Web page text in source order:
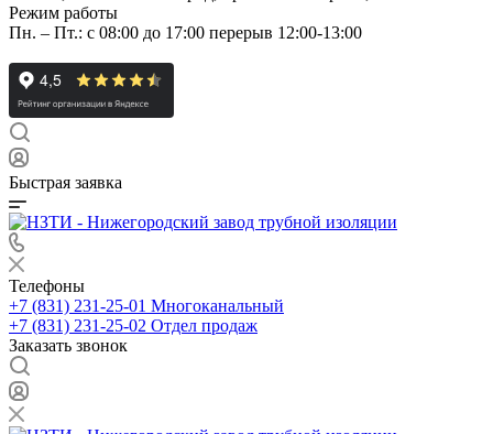
Режим работы
Пн. – Пт.: с 08:00 до 17:00 перерыв 12:00-13:00
Быстрая заявка
Телефоны
+7 (831) 231-25-01 Многоканальный
+7 (831) 231-25-02 Отдел продаж
Заказать звонок